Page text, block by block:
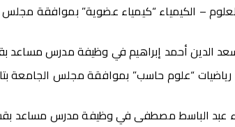
الكيمياء “كيمياء عضوية” بموافقة مجلس الجامعة رقم 206
الدين أحمد إبراهيم في وظيفة مدرس مساعد
“علوم حاسب” بموافقة مجلس الجامعة بتاريخ 29/4/
عبد الباسط مصطفى في وظيفة مدرس مساعد